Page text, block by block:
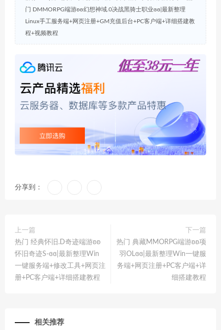
门 DMMORPG端游ʚʚ幻想神域.0决战黑骑士职业ɞɞ|最新整理
Linux手工服务端+网页注册+GM充值后台+PC客户端+详细搭建教
程+视频教程
分享到：
上一篇
热门 经典怀旧.D奇迹端游ʚʚ
怀旧奇迹S-ɞɞ|最新整理Win
一键服务端+修改工具+网页注
册+PC客户端+详细搭建教程
下一篇
热门 典藏MMORPG端游ʚʚ项
羽OLɞɞ|最新整理Win一键服
务端+网页注册+PC客户端+详
细搭建教程
相关推荐